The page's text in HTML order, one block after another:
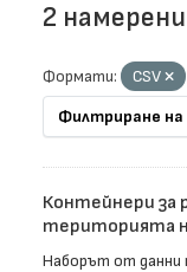
2
Формати: CSV
Филтриране
Контейнери за
територията
Наборът от данни